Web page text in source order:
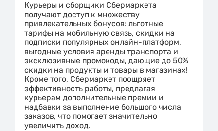
Курьеры и сборщики Сбермаркета
получают доступ к множеству
привлекательных бонусов: льготные
тарифы на мобильную связь, скидки на
подписки популярных онлайн-платформ,
выгодные условия аренды транспорта и
эксклюзивные промокоды, дающие до 50%
скидки на продукты и товары в магазинах!
Кроме того, Сбермаркет поощряет
эффективность работы, предлагая
курьерам дополнительные премии и
надбавки за выполнение большого числа
заказов, что помогает значительно
увеличить доход.